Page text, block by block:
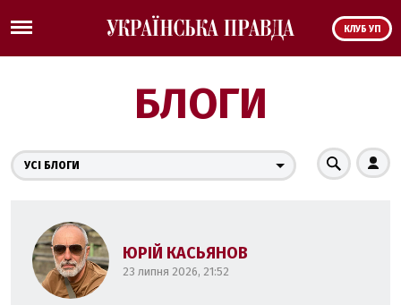
КЛУБ УП
БЛОГИ
УСІ БЛОГИ
ЮРІЙ КАСЬЯНОВ
23 липня 2026, 21:52